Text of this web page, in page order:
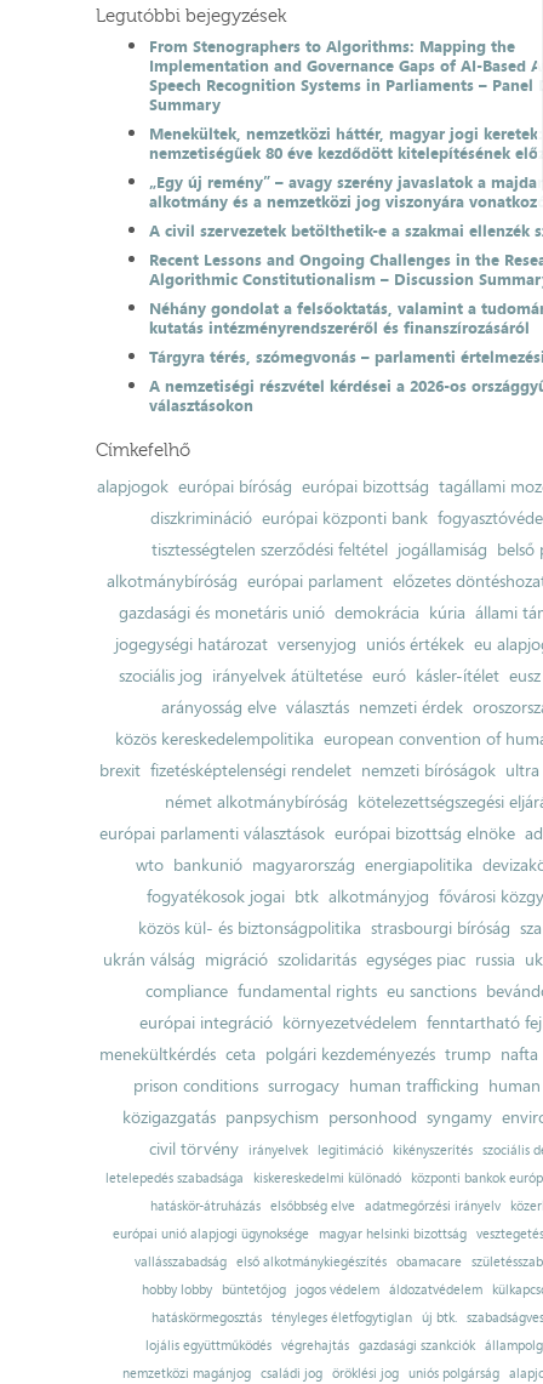
Legutóbbi bejegyzések
From Stenographers to Algorithms: Mapping the
Implementation and Governance Gaps of AI-Based
Speech Recognition Systems in Parliaments – Panel
Summary
Menekültek, nemzetközi háttér, magyar jogi
nemzetiségűek 80 éve kezdődött kitelepítésének
„Egy új remény” – avagy szerény javaslatok a
alkotmány és a nemzetközi jog viszonyára
A civil szervezetek betölthetik-e a szakmai ellenzék
Recent Lessons and Ongoing Challenges in the
Algorithmic Constitutionalism – Discussion
Néhány gondolat a felsőoktatás, valamint a
kutatás intézményrendszeréről és finanszírozásáról
Tárgyra térés, szómegvonás – parlamenti
A nemzetiségi részvétel kérdései a 2026-os
választásokon
Címkefelhő
alapjogok európai bíróság európai bizottság tagállami
diszkrimináció európai központi bank
tisztességtelen szerződési feltétel jogállamiság belső
alkotmánybíróság európai parlament előzetes
gazdasági és monetáris unió demokrácia kúria állami
jogegységi határozat versenyjog uniós értékek eu
szociális jog irányelvek átültetése euró kásler-ítélet
arányosság elve választás nemzeti érdek
közös kereskedelempolitika european convention of
brexit fizetésképtelenségi rendelet nemzeti bíróságok ultra
német alkotmánybíróság kötelezettségszegési
európai parlamenti választások európai bizottság elnöke
wto bankunió magyarország energiapolitika
fogyatékosok jogai btk alkotmányjog fővárosi
közös kül- és biztonságpolitika strasbourgi bíróság
ukrán válság migráció szolidaritás egységes piac russia
compliance fundamental rights eu sanctions
európai integráció környezetvédelem fenntartható
menekültkérdés ceta polgári kezdeményezés trump nafta
prison conditions surrogacy human trafficking
közigazgatás panpsychism personhood syngamy
civil törvény
irányelvek legitimáció kikényszerítés szociális
letelepedés szabadsága
kiskereskedelmi különadó
központi bankok
hatáskör-átruházás
elsőbbség elve adatmegőrzési irányelv
európai unió alapjogi ügynoksége
magyar helsinki bizottság
vesztegetés
vallásszabadság
első alkotmánykiegészítés obamacare
hobby lobby
büntetőjog jogos védelem áldozatvédelem
hatáskörmegosztás tényleges életfogytiglan új btk.
lojális együttműködés
végrehajtás gazdasági szankciók
nemzetközi magánjog
családi jog öröklési jog uniós polgárság